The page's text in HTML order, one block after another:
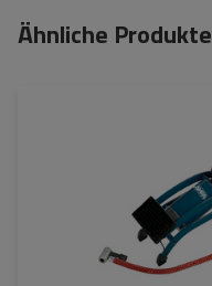
Ähnliche Produkte